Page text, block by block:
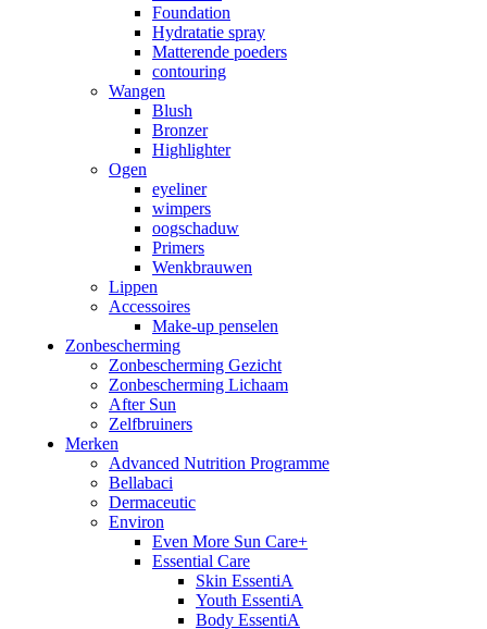
Foundation
Hydratatie spray
Matterende poeders
contouring
Wangen
Blush
Bronzer
Highlighter
Ogen
eyeliner
wimpers
oogschaduw
Primers
Wenkbrauwen
Lippen
Accessoires
Make-up penselen
Zonbescherming
Zonbescherming Gezicht
Zonbescherming Lichaam
After Sun
Zelfbruiners
Merken
Advanced Nutrition Programme
Bellabaci
Dermaceutic
Environ
Even More Sun Care+
Essential Care
Skin EssentiA
Youth EssentiA
Body EssentiA